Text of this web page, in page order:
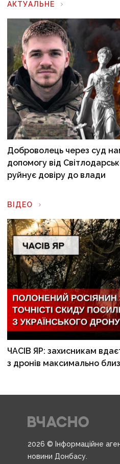
АКТУАЛЬНЕ
Доброволець через суд
допомогу від
руйнує довіру до влади
ВІДЕО
ЧАСІВ ЯР: захисникам
з дронів максимально
2026 © Інформаційне
новини Донбасу.